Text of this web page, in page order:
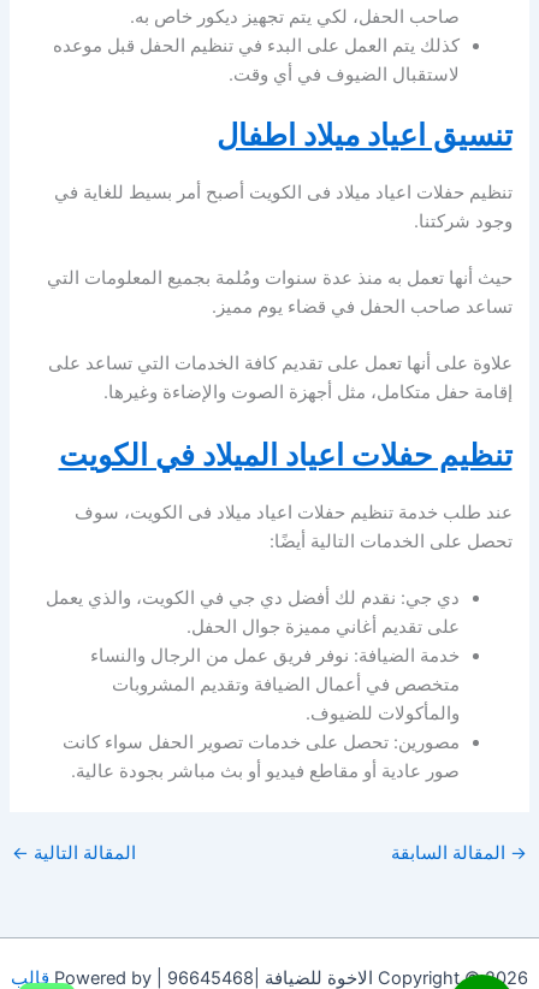
صاحب الحفل، لكي يتم تجهيز ديكور خاص به.
كذلك يتم العمل على البدء في تنظيم الحفل قبل موعده
لاستقبال الضيوف في أي وقت.
تنسيق اعياد ميلاد اطفال
تنظيم حفلات اعياد ميلاد فى الكويت أصبح أمر بسيط للغاية في
وجود شركتنا.
حيث أنها تعمل به منذ عدة سنوات ومُلمة بجميع المعلومات التي
تساعد صاحب الحفل في قضاء يوم مميز.
علاوة على أنها تعمل على تقديم كافة الخدمات التي تساعد على
إقامة حفل متكامل، مثل أجهزة الصوت والإضاءة وغيرها.
تنظيم حفلات اعياد الميلاد في الكويت
عند طلب خدمة تنظيم حفلات اعياد ميلاد فى الكويت، سوف
تحصل على الخدمات التالية أيضًا:
دي جي: نقدم لك أفضل دي جي في الكويت، والذي يعمل
على تقديم أغاني مميزة جوال الحفل.
خدمة الضيافة: نوفر فريق عمل من الرجال والنساء
متخصص في أعمال الضيافة وتقديم المشروبات
والمأكولات للضيوف.
مصورين: تحصل على خدمات تصوير الحفل سواء كانت
صور عادية أو مقاطع فيديو أو بث مباشر بجودة عالية.
→ المقالة السابقة المقالة التالية ←
Copyright © 2026 الاخوة للضيافة |96645468 | Powered by قالب